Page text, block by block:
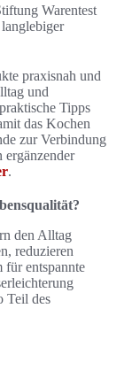
Warentest
praxisnah und
und
Tipps
das Kochen
zur Verbindung
ergänzender
.
den Alltag
reduzieren
für entspannte
Teil des